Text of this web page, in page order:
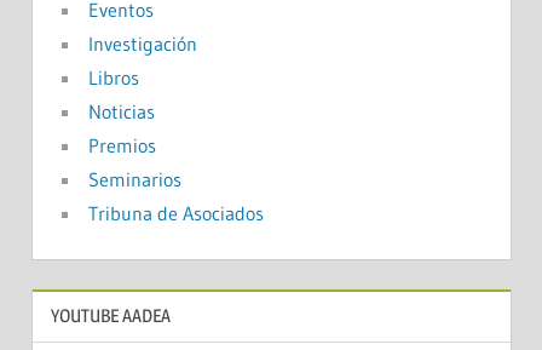
Eventos
Investigación
Libros
Noticias
Premios
Seminarios
Tribuna de Asociados
YOUTUBE AADEA